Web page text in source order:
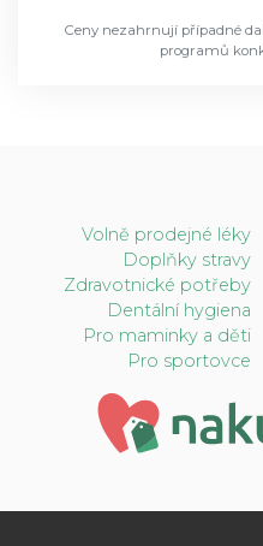
Ceny nezahrnují případné
programů
Volně prodejné léky
Doplňky stravy
Zdravotnické potřeby
Dentální hygiena
Pro maminky a děti
Pro sportovce